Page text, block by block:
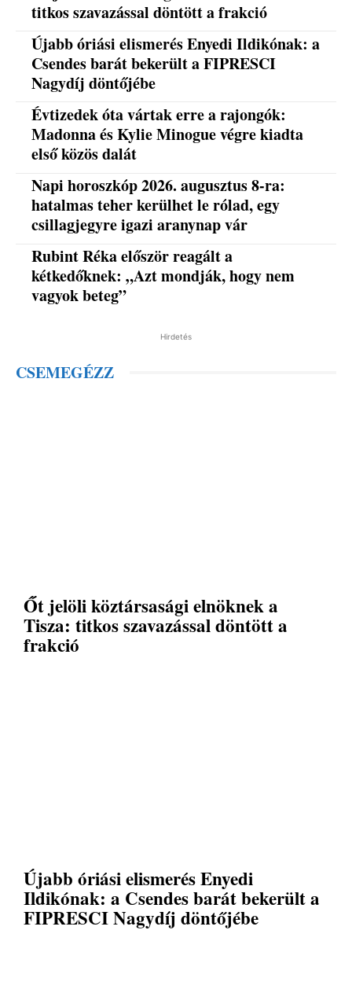
titkos szavazással döntött a frakció
Újabb óriási elismerés Enyedi Ildikónak: a
Csendes barát bekerült a FIPRESCI
Nagydíj döntőjébe
Évtizedek óta vártak erre a rajongók:
Madonna és Kylie Minogue végre kiadta
első közös dalát
Napi horoszkóp 2026. augusztus 8-ra:
hatalmas teher kerülhet le rólad, egy
csillagjegyre igazi aranynap vár
Rubint Réka először reagált a
kétkedőknek: „Azt mondják, hogy nem
vagyok beteg”
Hirdetés
CSEMEGÉZZ
Őt jelöli köztársasági elnöknek a
Tisza: titkos szavazással döntött a
frakció
Újabb óriási elismerés Enyedi
Ildikónak: a Csendes barát bekerült a
FIPRESCI Nagydíj döntőjébe